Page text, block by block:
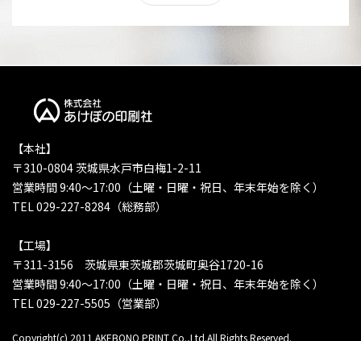
【本社】
〒310-0804 茨城県水戸市白梅1-2-11
営業時間 9:40〜17:00（土曜・日曜・祝日、年末年始を除く）
TEL 029-227-8284（総務部）
【工場】
〒311-3156 茨城県東茨城郡茨城町奥谷1720-16
営業時間 9:40〜17:00（土曜・日曜・祝日、年末年始を除く）
TEL 029-227-5505（営業部）
Copyright(c) 2011 AKEBONO PRINT Co.,Ltd.All Rights Reserved.